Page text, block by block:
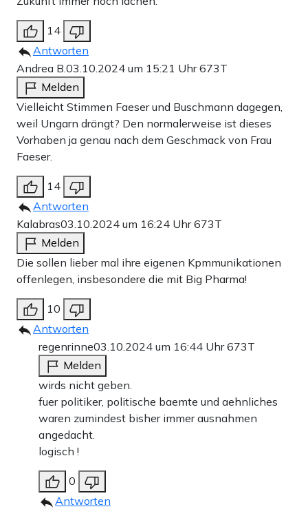
vorgeschlagen: Die Kommunikationsdienstleister sollen
freiwillig anlasslose Chatkontrollen durchführen, dafür
würde die EU das bindende Gesetz nicht verabschieden.
Weil die Abstimmung seitdem sowieso zweimal
scheiterte, ändert sich für die Nutzer von
Messengerdiensten und sozialen Netzwerken erstmal
nichts. Wobei anzumerken bleibt, dass einige Anbieter wie
Facebook und Google bereits freiwillig Daten an die EU
weitergeben.
Kritiker sehen in der anlasslosen Chatkontrolle einen
Verstoß gegen die Privatsphäre, weil die EU somit
sämtliche Nachrichteninhalte von rund 450 Millionen
14
Antworten
Andrea B.03.10.2024 um 15:21 Uhr673T
Melden
Vielleicht Stimmen Faeser und Buschmann dagegen,
weil Ungarn drängt? Den normalerweise ist dieses
Vorhaben ja genau nach dem Geschmack von Frau
Faeser.
14
Antworten
Kalabras03.10.2024 um 16:24 Uhr673T
Melden
Die sollen lieber mal ihre eigenen Kpmmunikationen
offenlegen, insbesondere die mit Big Pharma!
10
Antworten
regenrinne03.10.2024 um 16:44 Uhr673T
Melden
wirds nicht geben.
fuer politiker, politische baemte und aehnliches
waren zumindest bisher immer ausnahmen
angedacht.
logisch !
0
Antworten